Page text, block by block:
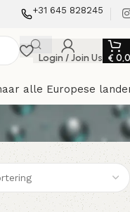
+31 645 828245
Login / Join Us €
alle Europese